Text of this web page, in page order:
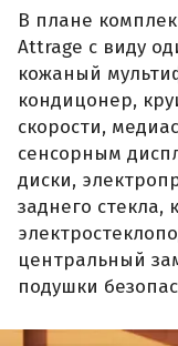
В плане
Attrage с виду
кожаный
кондицонер,
скорости,
сенсорным
диски,
заднего стекла,
центральный
подушки